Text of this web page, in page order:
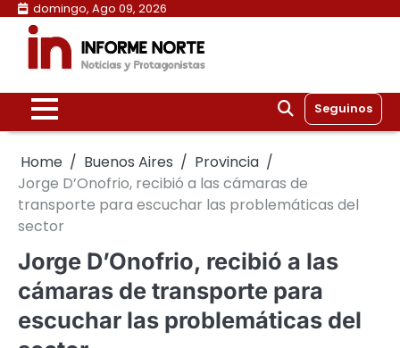
Skip
content
domingo, Ago 09, 2026
Seguinos
Home Buenos Aires
Provincia
Jorge D’Onofrio, recibió a las cámaras de
transporte para escuchar las problemáticas del
sector
Jorge D’Onofrio, recibió a las
cámaras de transporte para
escuchar las problemáticas del